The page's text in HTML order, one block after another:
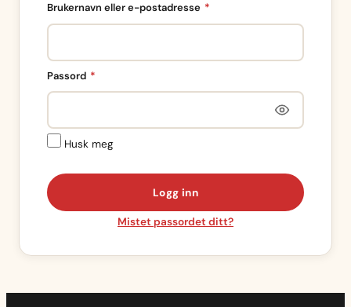
Brukernavn eller e-postadresse *
Passord *
Husk meg
Logg inn
Mistet passordet ditt?